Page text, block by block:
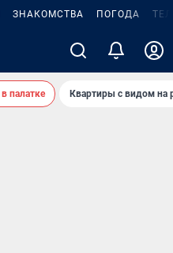
ЗНАКОМСТВА ПОГОДА
палатке Квартиры с видом на